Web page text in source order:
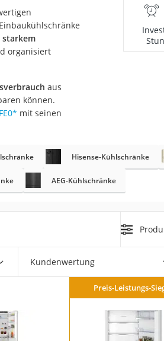
starkem
organisiert
aus
können.
* mit seinen
Hisense-Kühlschränke
AEG-Kühlschränke
Kundenwertung
Preis-Leistungs-